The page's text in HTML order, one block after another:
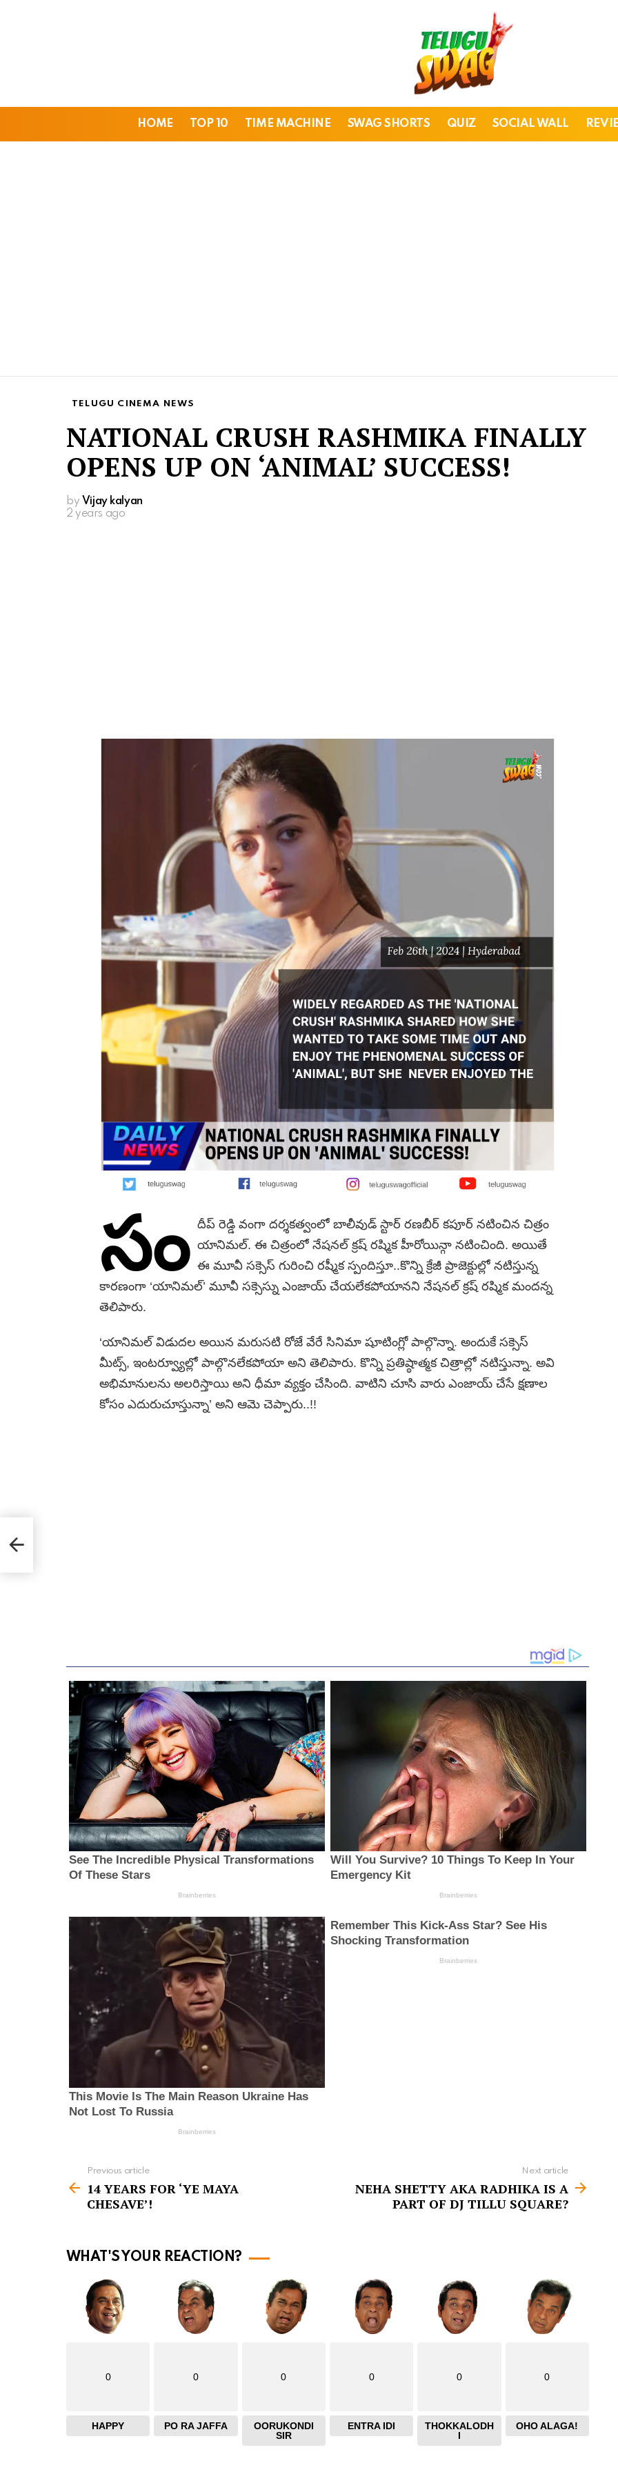
HOME TOP 10 TIME MACHINE SWAG SHORTS QUIZ SOCIAL WALL
TELUGU CINEMA NEWS
NATIONAL CRUSH RASHMIKA FINALLY
OPENS UP ON ‘ANIMAL’ SUCCESS!
by Vijay kalyan
2 years ago
సం దీప్ రెడ్డి వంగా దర్శకత్వంలో బాలీవుడ్ స్టార్ రణబీర్ కపూర్ నటించిన చిత్రం
యానిమల్. ఈ చిత్రంలో నేషనల్ క్రష్ రష్మిక హీరోయిన్గా నటించింది. అయితే
ఈ మూవీ సక్సెస్ గురించి రష్మీక స్పందిస్తూ..కొన్ని క్రేజీ ప్రాజెక్టుల్లో నటిస్తున్న
కారణంగా ‘యానిమల్’ మూవీ సక్సెస్ను ఎంజాయ్ చేయలేకపోయానని నేషనల్ క్రష్ రష్మిక మందన్న
తెలిపారు.
‘యానిమల్ విడుదల అయిన మరుసటి రోజే వేరే సినిమా షూటింగ్లో పాల్గొన్నా. అందుకే సక్సెస్
మీట్స్, ఇంటర్వ్యూల్లో పాల్గొనలేకపోయా అని తెలిపారు. కొన్ని ప్రతిష్ఠాత్మక చిత్రాల్లో నటిస్తున్నా. అవి
అభిమానులను అలరిస్తాయి అని ధీమా వ్యక్తం చేసింది. వాటిని చూసి వారు ఎంజాయ్ చేసే క్షణాల
కోసం ఎదురుచూస్తున్నా’ అని ఆమె చెప్పారు..!!
e
o
Previous article
14 YEARS FOR ‘YE MAYA
CHESAVE’!
Next article
NEHA SHETTY AKA RADHIKA IS A
PART OF DJ TILLU SQUARE?
WHAT'S YOUR REACTION?
0
HAPPY
0
PO RA JAFFA
0
OORUKONDI
SIR
0
ENTRA IDI
0
THOKKALODH
I
0
OHO ALAGA!